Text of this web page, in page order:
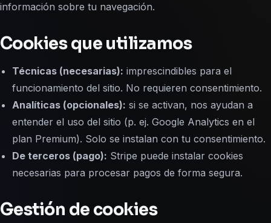
información sobre tu navegación.
Cookies que utilizamos
Técnicas (necesarias): imprescindibles para el
funcionamiento del sitio. No requieren consentimiento.
Analíticas (opcionales): si se activan, nos ayudan a
entender el uso del sitio (p. ej. Google Analytics en el
plan Premium). Solo se instalan con tu consentimiento.
De terceros (pago): Stripe puede instalar cookies
necesarias para procesar pagos de forma segura.
Gestión de cookies